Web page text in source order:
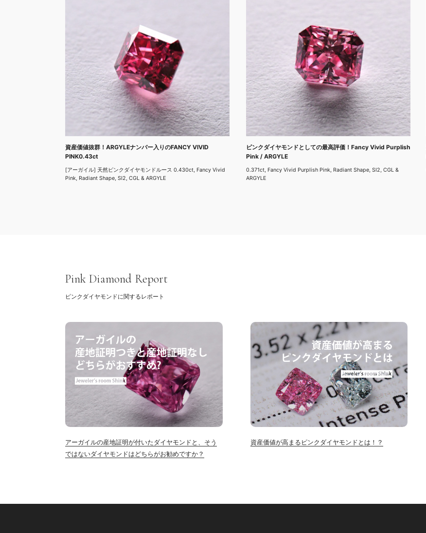
資産価値抜群！ARGYLEナンバー入りのFANCY VIVID
PINK0.43ct
[アーガイル] 天然ピンクダイヤモンドルース 0.430ct, Fancy Vivid
Pink, Radiant Shape, SI2, CGL & ARGYLE
ピンクダイヤモンドとしての最高評価！Fancy Vivid Purplish
Pink / ARGYLE
0.371ct, Fancy Vivid Purplish Pink, Radiant Shape, SI2, CGL &
ARGYLE
Pink Diamond Report
ピンクダイヤモンドに関するレポート
アーガイルの産地証明が付いたダイヤモンドと、そう
ではないダイヤモンドはどちらがお勧めですか？
資産価値が高まるピンクダイヤモンドとは！？